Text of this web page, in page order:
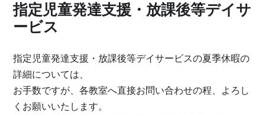
指定児童発達支援・放課後等デイサ
ービス
指定児童発達支援・放課後等デイサービスの夏季休暇の
詳細については、
お手数ですが、各教室へ直接お問い合わせの程、よろし
くお願いいたします。